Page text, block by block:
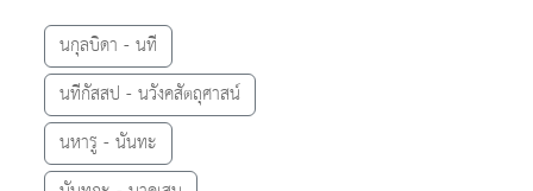
นกุลบิดา - นที
นทีกัสสป - นวังคสัตถุศาสน์
นหารู - นันทะ